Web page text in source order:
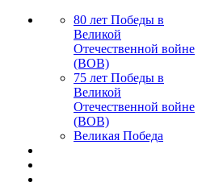
80 лет Победы в
Великой
Отечественной войне
(ВОВ)
75 лет Победы в
Великой
Отечественной войне
(ВОВ)
Великая Победа